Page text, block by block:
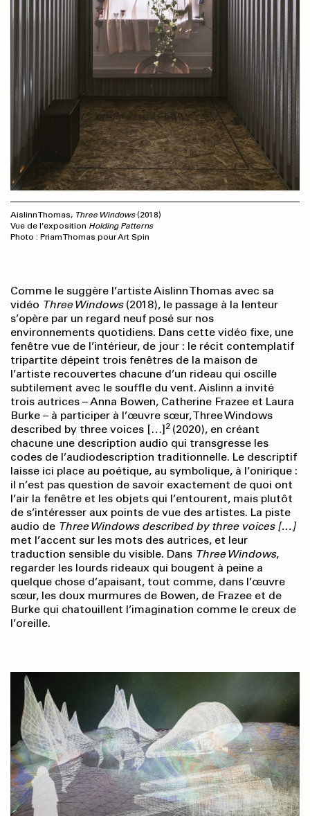
Aislinn Thomas, Three Windows(2018)
Vue de l’exposition Holding Patterns
Photo : Priam Thomas pour Art Spin
Comme le suggère l’artiste Aislinn Thomas avec sa
vidéo Three Windows(2018), le passage à la lenteur
s’opère par un regard neuf posé sur nos
environnements quotidiens. Dans cette vidéo fixe, une
fenêtre vue de l’intérieur, de jour : le récit contemplatif
tripartite dépeint trois fenêtres de la maison de
l’artiste recouvertes chacune d’un rideau qui oscille
subtilement avec le souffle du vent. Aislinn a invité
trois autrices – Anna Bowen, Catherine Frazee et Laura
Burke – à participer à l’œuvre sœur, Three Windows
described by three voices […] 2 (2020), en créant
chacune une description audio qui transgresse les
codes de l’audiodescription traditionnelle. Le descriptif
laisse ici place au poétique, au symbolique, à l’onirique :
il n’est pas question de savoir exactement de quoi ont
l’air la fenêtre et les objets qui l’entourent, mais plutôt
de s’intéresser aux points de vue des artistes. La piste
audio de Three Windows described by three voices […]
met l’accent sur les mots des autrices, et leur
traduction sensible du visible. Dans Three Windows,
regarder les lourds rideaux qui bougent à peine a
quelque chose d’apaisant, tout comme, dans l’œuvre
sœur, les doux murmures de Bowen, de Frazee et de
Burke qui chatouillent l’imagination comme le creux de
l’oreille.